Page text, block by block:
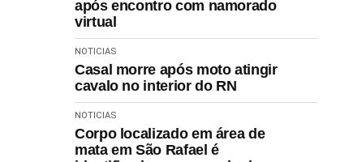
após encontro com namorado
virtual
NOTICIAS
Casal morre após moto atingir
cavalo no interior do RN
NOTICIAS
Corpo localizado em área de
mata em São Rafael é